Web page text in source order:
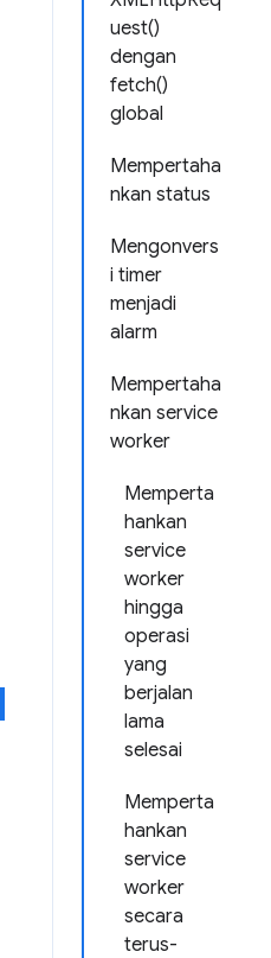
uest()
dengan
fetch()
global
Mempertaha
nkan status
Mengonvers
i timer
menjadi
alarm
Mempertaha
nkan service
worker
Memperta
hankan
service
worker
hingga
operasi
yang
berjalan
lama
selesai
Memperta
hankan
service
worker
secara
terus-